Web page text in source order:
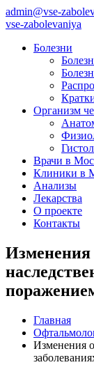
admin@vse-
vse-zabolevaniya
Болезни
Организм
Врачи в
Клиники в
Анализы
Лекарства
О проекте
Контакты
Изменения
Главная
Изменения